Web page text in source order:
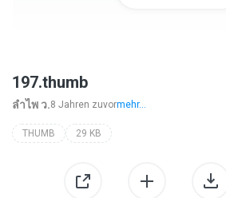
197.thumb
ลําไพ ว.8 Jahren zuvormehr...
THUMB 29 KB